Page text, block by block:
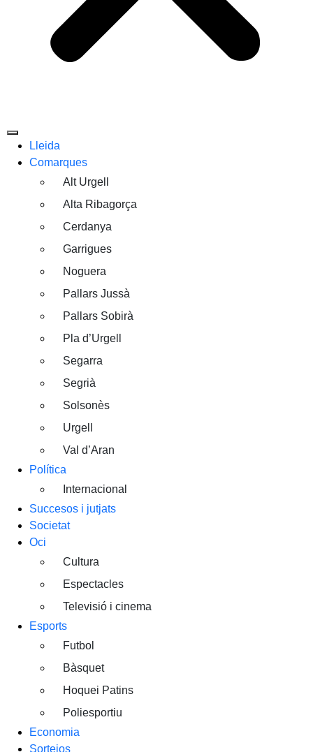
Lleida
Comarques
Alt Urgell
Alta Ribagorça
Cerdanya
Garrigues
Noguera
Pallars Jussà
Pallars Sobirà
Pla d’Urgell
Segarra
Segrià
Solsonès
Urgell
Val d’Aran
Política
Internacional
Succesos i jutjats
Societat
Oci
Cultura
Espectacles
Televisió i cinema
Esports
Futbol
Bàsquet
Hoquei Patins
Poliesportiu
Economia
Sortejos